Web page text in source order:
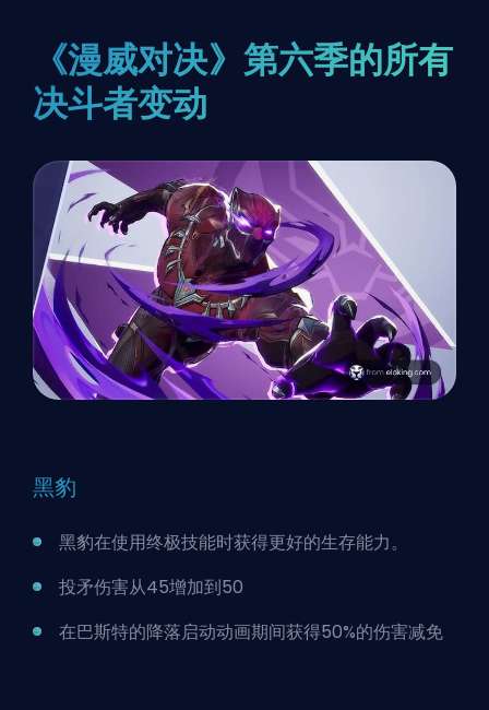
《漫威对决》第六季的所有
决斗者变动
黑豹
黑豹在使用终极技能时获得更好的生存能力。
投矛伤害从45增加到50
在巴斯特的降落启动动画期间获得50%的伤害减免